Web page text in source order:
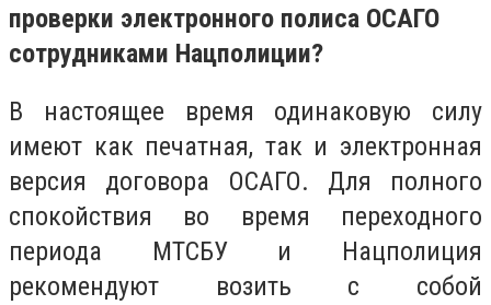
проверки электронного полиса ОСАГО
сотрудниками Нацполиции?
В настоящее время одинаковую силу
имеют как печатная, так и электронная
версия договора ОСАГО. Для полного
спокойствия во время переходного
периода МТСБУ и Нацполиция
рекомендуют возить с собой